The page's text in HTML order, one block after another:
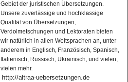
Gebiet der juristischen Übersetzungen.
Unsere zuverlässige und hochklassige
Qualität von Übersetzungen,
Verdolmetschungen und Lektoraten bieten
wir natürlich in allen Weltsprachen an, unter
anderem in Englisch, Französisch, Spanisch,
Italienisch, Russisch, Ukrainisch, und vielen,
vielen mehr.
http://altraa-uebersetzungen.de